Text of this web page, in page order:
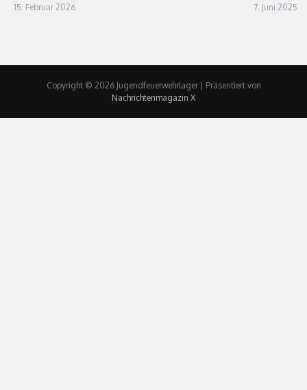
15. Februar 2026 7. Juni 2025
Copyright © 2026 Jugendfeuerwehrlager | Präsentiert von
Nachrichtenmagazin X